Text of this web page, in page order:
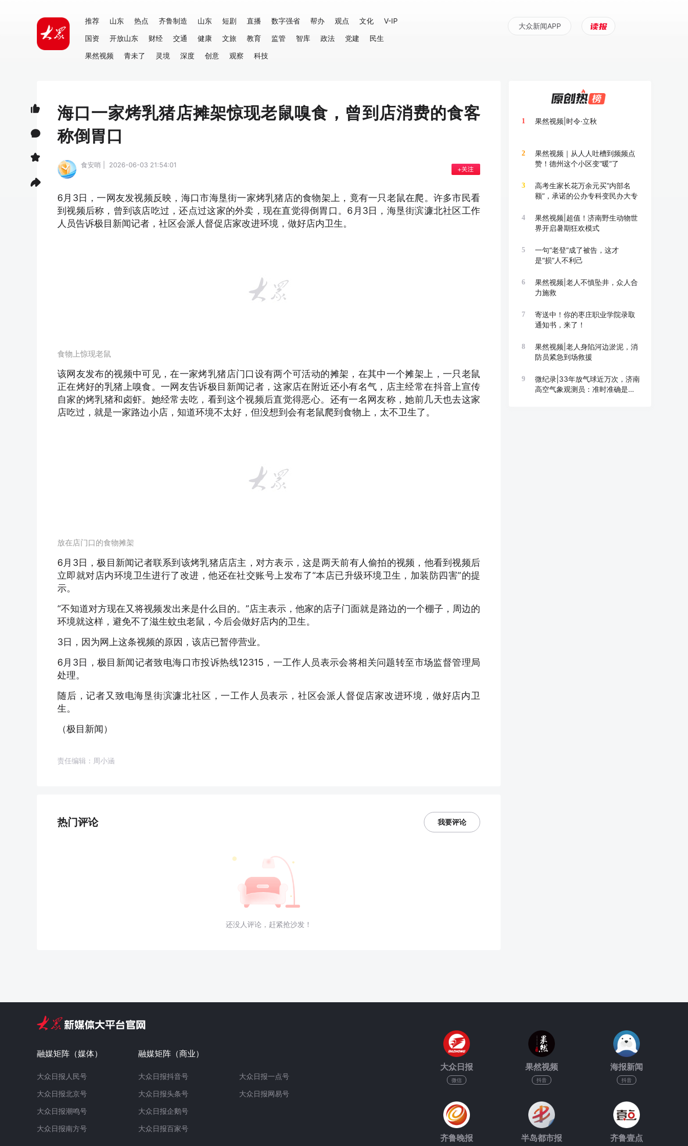
推荐 山东 热点 齐鲁制造 山东 短剧 直播 数字强省 帮办 观点 文化
V-IP
国资
开放山东 财经 交通 健康 文旅 教育 监管 智库 政法 党建
民生
果然视频
青未了 灵境 深度 创意 观察 科技
大众新闻APP
海口一家烤乳猪店摊架惊现老鼠嗅食，曾到店消费的食客
称倒胃口
食安哨 | 2026-06-03 21:54:01
6月3日，一网友发视频反映，海口市海垦街一家烤乳猪店的食物架上，竟有一只老鼠在爬。许多市民看
到视频后称，曾到该店吃过，还点过这家的外卖，现在直觉得倒胃口。6月3日，海垦街滨濂北社区工作
人员告诉极目新闻记者，社区会派人督促店家改进环境，做好店内卫生。
食物上惊现老鼠
该网友发布的视频中可见，在一家烤乳猪店门口设有两个可活动的摊架，在其中一个摊架上，一只老鼠
正在烤好的乳猪上嗅食。一网友告诉极目新闻记者，这家店在附近还小有名气，店主经常在抖音上宣传
自家的烤乳猪和卤虾。她经常去吃，看到这个视频后直觉得恶心。还有一名网友称，她前几天也去这家
店吃过，就是一家路边小店，知道环境不太好，但没想到会有老鼠爬到食物上，太不卫生了。
放在店门口的食物摊架
6月3日，极目新闻记者联系到该烤乳猪店店主，对方表示，这是两天前有人偷拍的视频，他看到视频后
立即就对店内环境卫生进行了改进，他还在社交账号上发布了“本店已升级环境卫生，加装防四害”的提
示。
“不知道对方现在又将视频发出来是什么目的。”店主表示，他家的店子门面就是路边的一个棚子，周边的
环境就这样，避免不了滋生蚊虫老鼠，今后会做好店内的卫生。
3日，因为网上这条视频的原因，该店已暂停营业。
6月3日，极目新闻记者致电海口市投诉热线12315，一工作人员表示会将相关问题转至市场监督管理局
处理。
随后，记者又致电海垦街滨濂北社区，一工作人员表示，社区会派人督促店家改进环境，做好店内卫
生。
（极目新闻）
责任编辑：周小涵
热门评论 我要评论
还没人评论，赶紧抢沙发！
1 果然视频|时令·立秋
2
果然视频｜从人人吐槽到频频点
赞！德州这个小区变“暖”了
3
高考生家长花万余元买“内部名
额”，承诺的公办专科变民办大专
4
果然视频|超值！济南野生动物世
界开启暑期狂欢模式
5
一句“老登”成了被告，这才
是“损”人不利己
6
果然视频|老人不慎坠井，众人合
力施救
7
寄送中！你的枣庄职业学院录取
通知书，来了！
8
果然视频|老人身陷河边淤泥，消
防员紧急到场救援
9
微纪录|33年放气球近万次，济南
高空气象观测员：准时准确是底
融媒矩阵（媒体）
大众日报人民号
大众日报北京号
大众日报潮鸣号
大众日报南方号
融媒矩阵（商业）
大众日报抖音号
大众日报头条号
大众日报企鹅号
大众日报百家号
大众日报一点号
大众日报网易号
大众日报
微信
果然视频
抖音
海报新闻
抖音
齐鲁晚报 半岛都市报 齐鲁壹点